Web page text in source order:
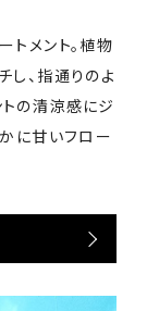
トメント。植物
し、指通りのよ
の清涼感にジ
に甘いフロー